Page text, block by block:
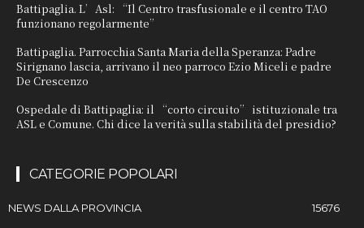
Battipaglia. L’Asl: “Il Centro trasfusionale e il centro TAO
funzionano regolarmente”
Battipaglia. Parrocchia Santa Maria della Speranza: Padre
Sirignano lascia, arrivano il neo parroco Ezio Miceli e padre
De Crescenzo
Ospedale di Battipaglia: il “corto circuito” istituzionale tra
ASL e Comune. Chi dice la verità sulla stabilità del presidio?
CATEGORIE POPOLARI
NEWS DALLA PROVINCIA
15676